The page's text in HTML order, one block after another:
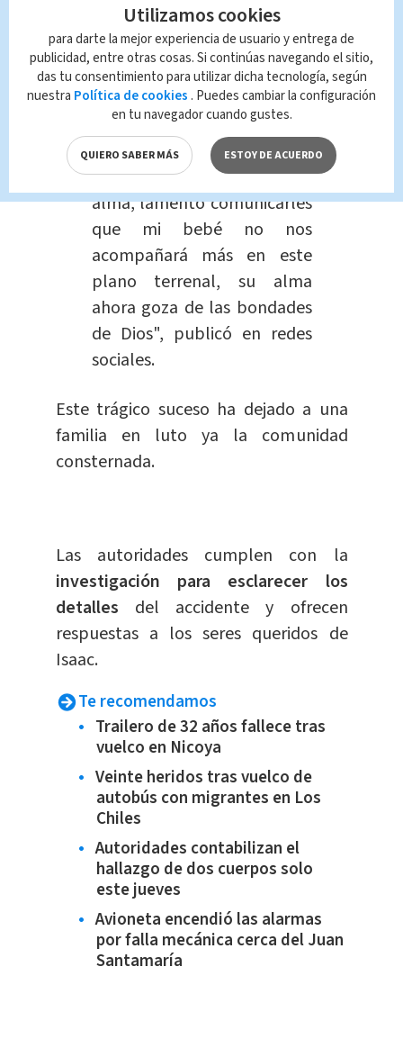
Isaac llegó a cumplir a
nuestro lado."
"Te amo hijo, y las palabras
se quedan cortas para
expresar mis sentimientos
por usted. Con eldolorde mi
alma, lamento comunicarles
que mi bebé no nos
acompañará más en este
plano terrenal, su alma
ahora goza de las bondades
de Dios", publicó en redes
sociales.
Este trágico suceso ha dejado a una
familia en luto ya la comunidad
consternada.
Las autoridades cumplen con la
investigación para esclarecer los
detalles del accidente y ofrecen
respuestas a los seres queridos de
Isaac.
Te recomendamos
Trailero de 32 años fallece tras
vuelco en Nicoya
Veinte heridos tras vuelco de
autobús con migrantes en Los
Chiles
Autoridades contabilizan el
hallazgo de dos cuerpos solo
este jueves
Avioneta encendió las alarmas
por falla mecánica cerca del Juan
Santamaría
Utilizamos cookies
para darte la mejor experiencia de usuario y entrega de
publicidad, entre otras cosas. Si continúas navegando el sitio,
das tu consentimiento para utilizar dicha tecnología, según
nuestra Política de cookies . Puedes cambiar la configuración
en tu navegador cuando gustes.
QUIERO SABER MÁS ESTOY DE ACUERDO